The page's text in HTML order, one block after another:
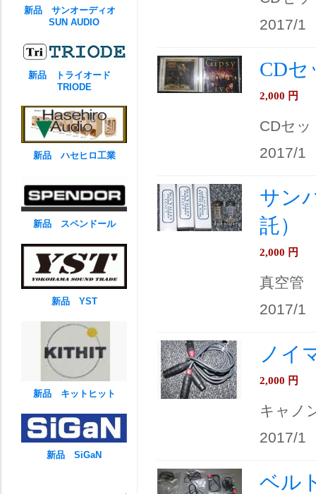
2017/1
CDセ
2,000 円
CDセッ
2017/1
サン
託）
2,000 円
真空管
2017/1
ノイ
2,000 円
キャノ
2017/1
ベル
新品 サンオーディオ
SUN AUDIO
新品 トライオード
TRIODE
新品 ハセヒロ工業
新品 スペンドール
新品 YST
新品 キットヒット
新品 SiGaN